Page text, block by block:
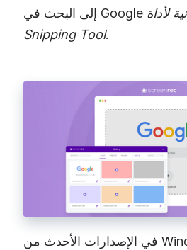
لأداة
Snipping Tool.
في الإصدارات الأحدث من Windows 10، تم